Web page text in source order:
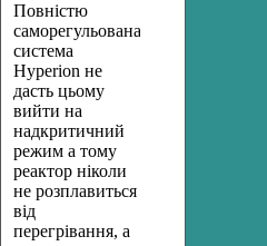
Повністю
саморегульована
система
Hyperion не
дасть цьому
вийти на
надкритичний
режим а тому
реактор ніколи
не розплавиться
від
перегрівання, а